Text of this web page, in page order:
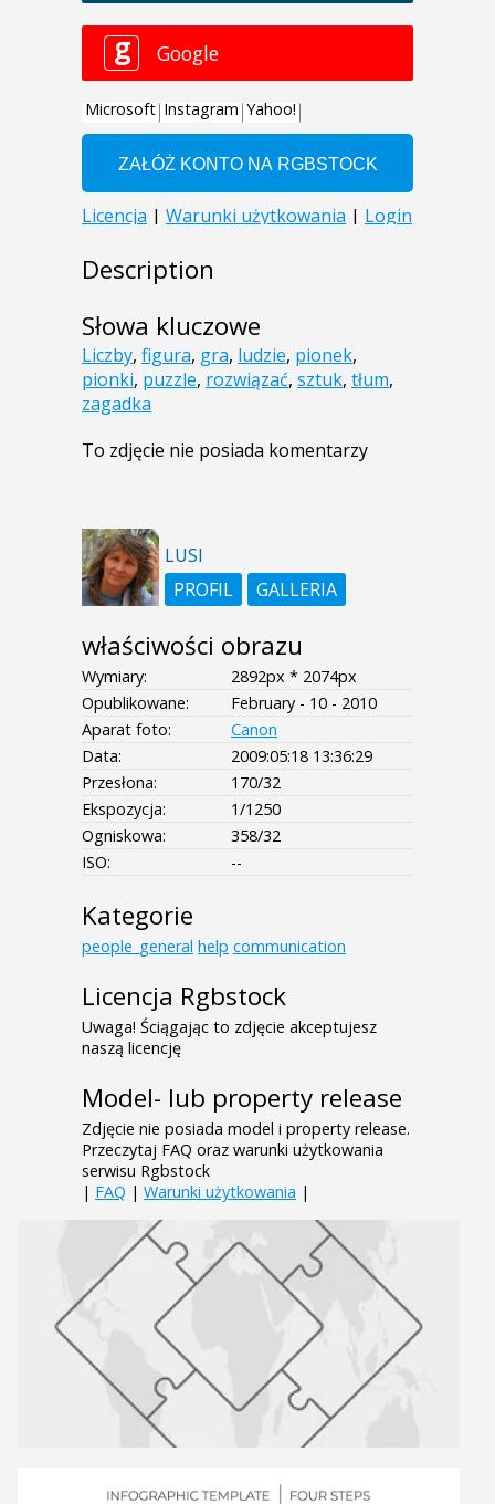
Description
Słowa kluczowe
Liczby, figura, gra, ludzie, pionek,
pionki, puzzle, rozwiązać, sztuk, tłum,
zagadka
To zdjęcie nie posiada komentarzy
LUSI
PROFIL
GALLERIA
właściwości obrazu
Wymiary:
2892px * 2074px
Opublikowane:
February - 10 - 2010
Aparat foto:
Canon
Data:
2009:05:18 13:36:29
Przesłona:
170/32
Ekspozycja:
1/1250
Ogniskowa:
358/32
ISO:
--
Kategorie
people_general help communication
Licencja Rgbstock
Uwaga! Ściągając to zdjęcie akceptujesz
naszą licencję
Model- lub property release
Zdjęcie nie posiada model i property release.
Przeczytaj FAQ oraz warunki użytkowania
serwisu Rgbstock
| FAQ | Warunki użytkowania |